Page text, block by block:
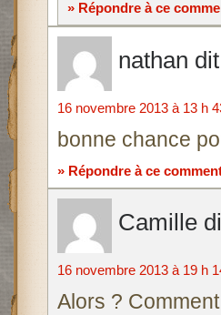
» Répondre à ce
nathan
16 novembre 2013 à 13 h
bonne chance
» Répondre à ce
Camille
16 novembre 2013 à 19 h
Alors ?